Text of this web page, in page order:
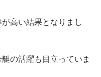
高い結果となりまし
の活躍も目立っていま